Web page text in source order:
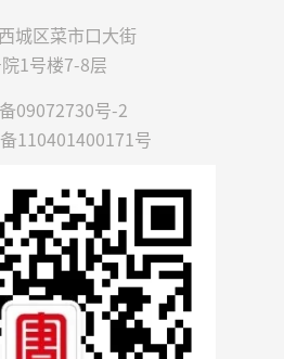
城区菜市口大街
1号楼7-8层
09072730号-2
110401400171号